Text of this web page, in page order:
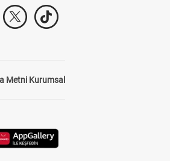
Metni Kurumsal